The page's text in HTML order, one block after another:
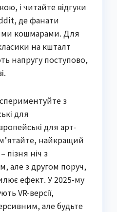
і читайте відгуки
де фанати
кошмарами. Для
на кшталт
напругу поступово,
з
для
для арт-
найкращий
пізня ніч з
але з другом поруч,
ефект. У 2025-му
VR-версії,
але будьте